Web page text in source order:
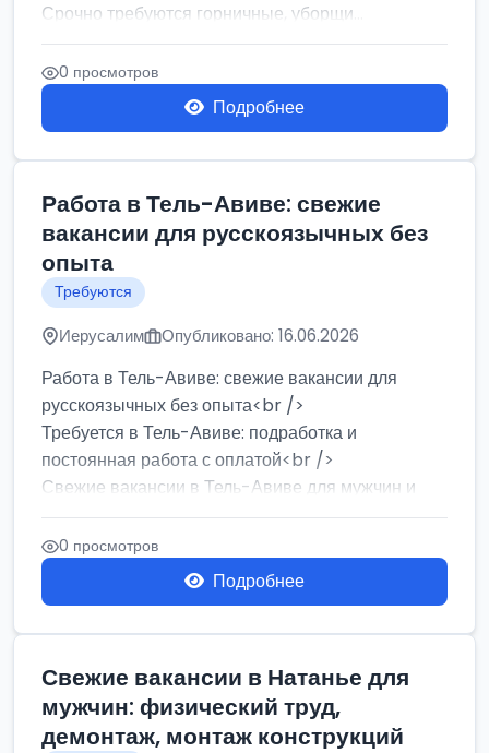
Срочно требуются горничные, уборщи...
0 просмотров
Подробнее
Работа в Тель-Авиве: свежие
вакансии для русскоязычных без
опыта
Требуются
Иерусалим Опубликовано: 16.06.2026
Работа в Тель-Авиве: свежие вакансии для
русскоязычных без опыта<br />
Требуется в Тель-Авиве: подработка и
постоянная работа с оплатой<br />
Свежие вакансии в Тель-Авиве для мужчин и
женщин от хозя...
0 просмотров
Подробнее
Свежие вакансии в Натанье для
мужчин: физический труд,
демонтаж, монтаж конструкций